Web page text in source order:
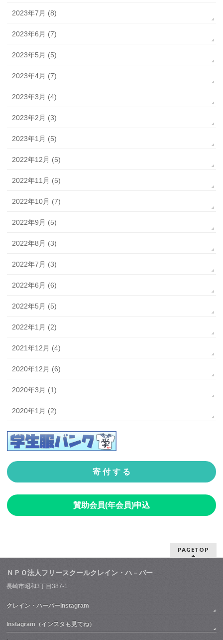
2023年7月 (8)
2023年6月 (7)
2023年5月 (5)
2023年4月 (7)
2023年3月 (4)
2023年2月 (3)
2023年1月 (5)
2022年12月 (5)
2022年11月 (5)
2022年10月 (7)
2022年9月 (5)
2022年8月 (3)
2022年7月 (3)
2022年6月 (6)
2022年5月 (5)
2022年1月 (2)
2021年12月 (4)
2020年12月 (6)
2020年3月 (1)
2020年1月 (2)
寄 付 す る
賛助会員(年会員)申込
PAGETOP
ＮＰＯ法人フリースクールクレイン・ハ－バー
長崎市昭和3丁目387-1
クレイン・ハーバーInstagram
Instagram（インスタも見てね）